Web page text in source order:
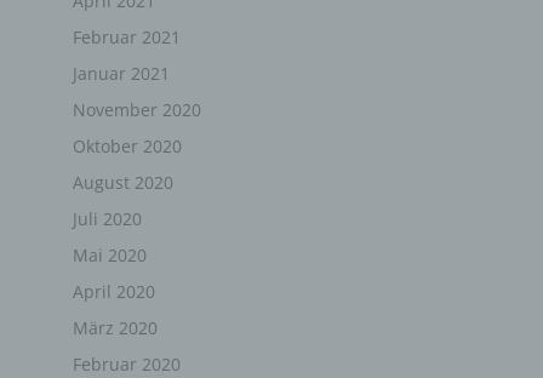
Februar 2021
Januar 2021
November 2020
Oktober 2020
August 2020
Juli 2020
Mai 2020
April 2020
März 2020
Februar 2020
des Benutzers optimiert werden. Cookies
ermöglichen uns, wie bereits erwähnt, die
Zweck dieser Wiedererkennung ist es, den
Nutzern die Verwendung unserer Internetseite zu
Cookies verwendet, muss beispielsweise nicht bei
jedem Besuch der Internetseite erneut seine
Internetseite und dem auf dem Computersystem
des Benutzers abgelegten Cookie übernommen
Warenkorbes im Online-Shop. Der Online-Shop
merkt sich die Artikel, die ein Kunde in den